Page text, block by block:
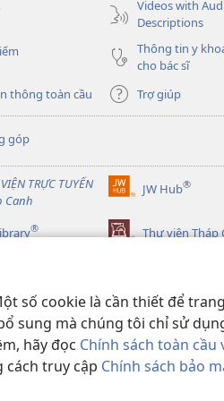
số cookie là cần thiết để
sung mà chúng tôi chỉ sử
hãy đọc Chính sách toàn cầu
cách truy cập Chính sách bảo
Videos with
Descriptions
Thông tin y
cho bác sĩ
thông toàn cầu
Trợ giúp
góp
TRỰC TUYẾN
Canh
JW Hub®
(mở
sổ
® Thư viện Tháp
MẬT |CÀI ĐẶT QUYỀN RIÊNG TƯ